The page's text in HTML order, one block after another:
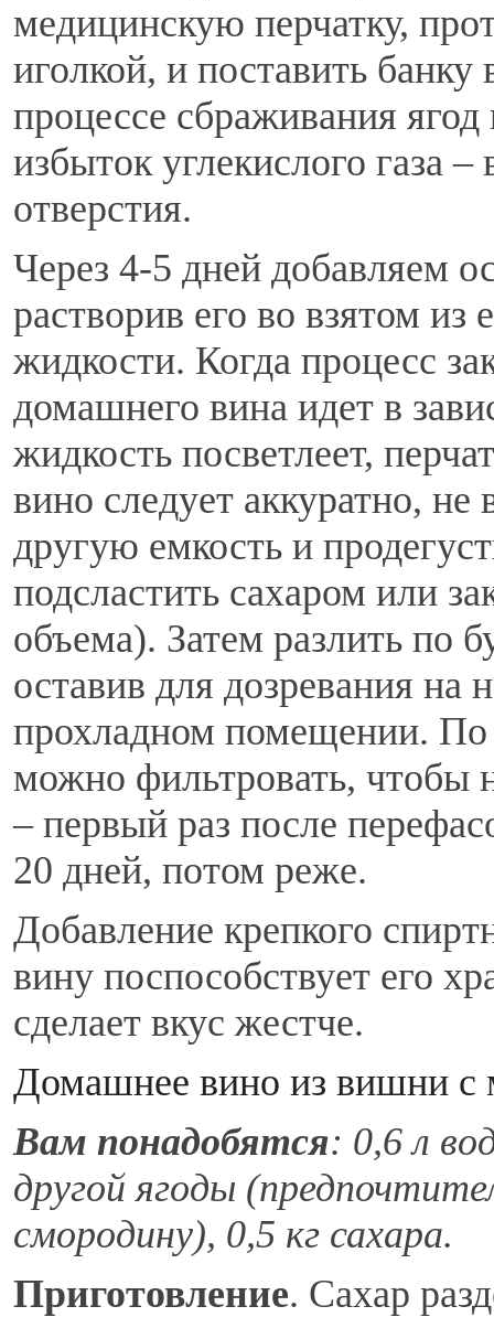
медицинскую перчатку,
иголкой, и поставить
процессе сбраживания ягод
избыток углекислого газа
отверстия.
Через 4-5 дней добавляем
растворив его во взятом
жидкости. Когда процесс
домашнего вина идет в
жидкость посветлеет,
вино следует аккуратно, не
другую емкость и
подсластить сахаром или
объема). Затем разлить по
оставив для дозревания на
прохладном помещении. По
можно фильтровать, чтобы
– первый раз после
20 дней, потом реже.
Добавление крепкого
вину поспособствует его
сделает вкус жестче.
Домашнее вино из вишни с
Вам понадобятся: 0,6 л
другой ягоды
смородину), 0,5 кг сахара.
Приготовление. Сахар